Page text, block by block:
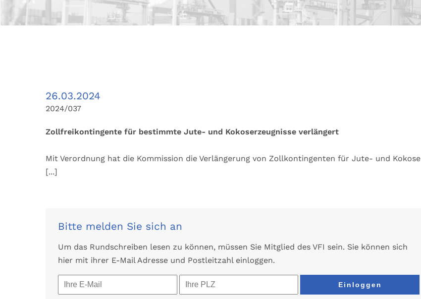
26.03.2024
2024/037
Zollfreikontingente für bestimmte Jute- und Kokoserzeugnisse verlängert
Mit Verordnung hat die Kommission die Verlängerung von Zollkontingenten für Jute- und Kokose
[...]
Bitte melden Sie sich an
Um das Rundschreiben lesen zu können, müssen Sie Mitglied des VFI sein. Sie können sich
hier mit ihrer E-Mail Adresse und Postleitzahl einloggen.